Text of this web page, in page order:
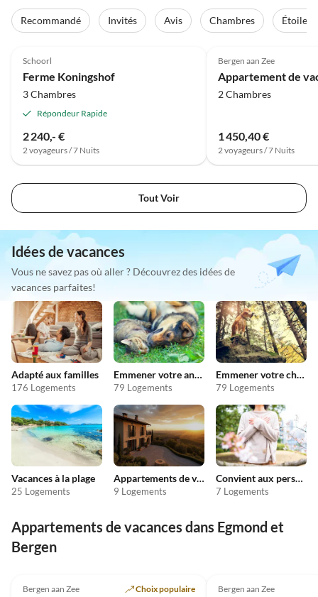
Recommandé Invités Avis Chambres Étoiles
Schoorl
Ferme Koningshof
3 Chambres
Répondeur Rapide
2 240,- €
2 voyageurs / 7 Nuits
Bergen aan Zee
2 Chambres
1 450,40 €
2 voyageurs / 7 Nuits
Tout Voir
Idées de vacances
Vous ne savez pas où aller ? Découvrez des idées de
vacances parfaites!
Adapté aux familles
176 Logements
Emmener votre animal en vacances
79 Logements
Emmener votre chien en vacances
79 Logements
Vacances à la plage
25 Logements
Appartements de vacances pas chers
9 Logements
Convient aux personnes allergiques
7 Logements
Appartements de vacances dans Egmond et
Bergen
Bergen aan Zee Choix populaire Bergen aan Zee